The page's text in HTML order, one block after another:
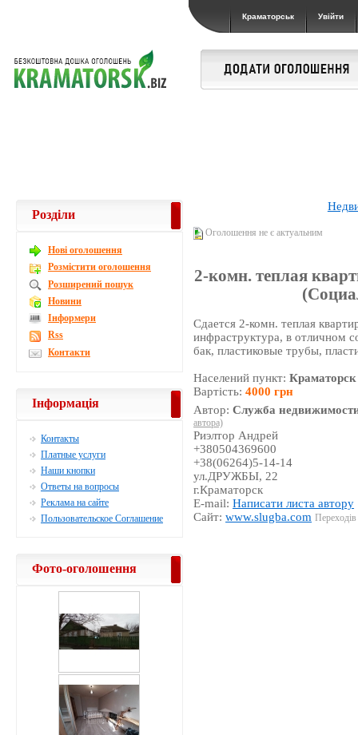
Краматорськ Увійти
Оголошення не є актуальним
2-комн. теплая
Сдается 2-комн. теплая
инфраструктура, в отличном
бак, пластиковые трубы,
Населений пункт:Краматорск
Вартість:4000 грн
Автор:Служба
автора)
Риэлтор Андрей
+380504369600
+38(06264)5-14-14
ул.ДРУЖБЫ, 22
г.Краматорск
E-mail:Написати листа автору
Сайт:www.slugba.com
Розділи
Новi оголошення
Розмістити оголошення
Розширений пошук
Новини
Інформери
Rss
Контакти
Інформація
Контакты
Платные услуги
Наши кнопки
Ответы на вопросы
Реклама на сайте
Пользовательское Соглашение
Фото-оголошення